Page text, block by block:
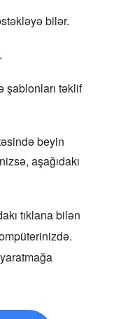
bilər.
şablonları təklif
beyin
aşağıdakı
tıklana bilən